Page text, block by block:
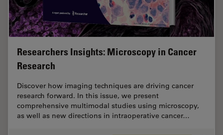
Researchers Insights: Microscopy in Cancer
Research
Discover how imaging techniques are driving cancer
research forward. In this issue, we present
comprehensive multimodal studies using microscopy,
as well as new directions in intraoperative cancer…